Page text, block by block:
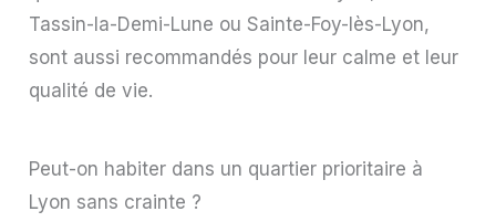
Tassin-la-Demi-Lune ou Sainte-Foy-lès-Lyon,
sont aussi recommandés pour leur calme et leur
qualité de vie.
Peut-on habiter dans un quartier prioritaire à
Lyon sans crainte ?